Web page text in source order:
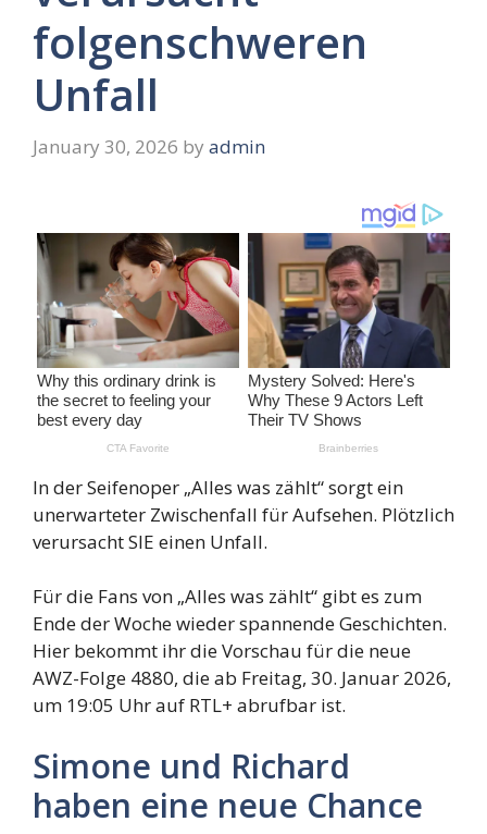
folgenschweren
Unfall
January 30, 2026 by admin
In der Seifenoper „Alles was zählt“ sorgt ein
unerwarteter Zwischenfall für Aufsehen. Plötzlich
verursacht SIE einen Unfall.
Für die Fans von „Alles was zählt“ gibt es zum
Ende der Woche wieder spannende Geschichten.
Hier bekommt ihr die Vorschau für die neue
AWZ-Folge 4880, die ab Freitag, 30. Januar 2026,
um 19:05 Uhr auf RTL+ abrufbar ist.
Simone und Richard
haben eine neue Chance